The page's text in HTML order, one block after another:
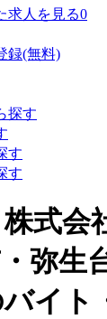
求人を見る0
録(無料)
探す
す
す
式会
弥生
イト